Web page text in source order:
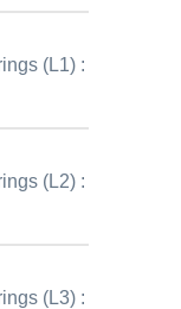
(L1) :
(L2) :
(L3) :